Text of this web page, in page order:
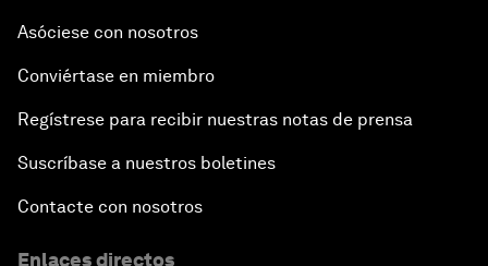
Asóciese con nosotros
Conviértase en miembro
Regístrese para recibir nuestras notas de prensa
Suscríbase a nuestros boletines
Contacte con nosotros
Enlaces directos